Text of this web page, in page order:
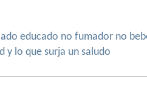
educado no fumador no
y lo que surja un saludo